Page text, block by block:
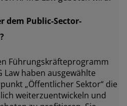
dem Public-Sector-
Führungskräfteprogramm
Law haben ausgewählte
„Öffentlicher Sektor“ die
weiterzuentwickeln und